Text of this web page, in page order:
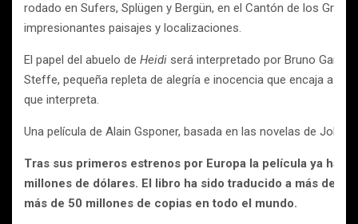
rodado en Sufers, Splügen y Bergün, en el Cantón de los
impresionantes paisajes y localizaciones.
El papel del abuelo de Heidi será interpretado por Bruno Ganz,
Steffe, pequeña repleta de alegría e inocencia que encaja a la
que interpreta.
Una película de Alain Gsponer, basada en las novelas de
Tras sus primeros estrenos por Europa la película ya ha
millones de dólares. El libro ha sido traducido a más de
más de 50 millones de copias en todo el mundo.